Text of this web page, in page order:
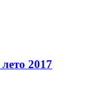
2017